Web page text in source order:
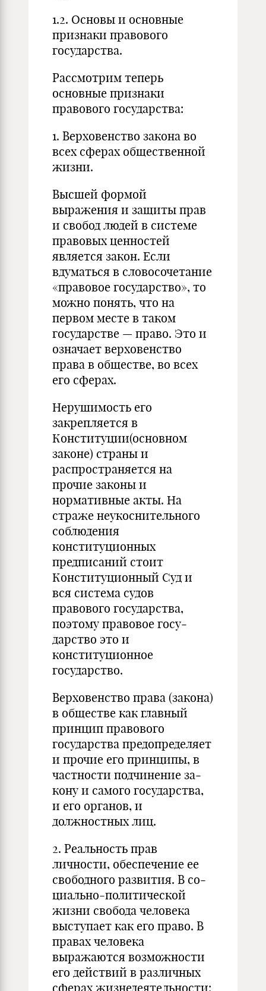
1.2. Основы и основные
признаки правового
государства.
Рассмотрим теперь
основные признаки
правового государства:
1. Верховенство закона во
всех сферах общественной
жизни.
Высшей формой
выражения и защиты прав
и свобод людей в системе
правовых ценностей
является закон. Если
вдуматься в словосочетание
«право­вое государство», то
можно понять, что на
первом месте в таком
государстве — право. Это и
означает верховенство
права в обществе, во всех
его сферах.
Нерушимость его
закрепляется в
Конституции(основном
законе) страны и
распространяется на
прочие законы и
нормативные акты. На
страже неукос­нительного
соблюдения
конституционных
предписаний стоит
Конституцион­ный Суд и
вся система судов
правового государства,
поэтому правовое госу­
дарство это и
конституционное
государство.
Верховенство права (закона)
в обществе как главный
принцип правового
государства предопределяет
и прочие его принципы, в
частности подчинение за­
ко­ну и самого государства,
и его органов, и
должностных лиц.
2. Реальность прав
личности, обеспечение ее
свободного развития. В со­
циально-политической
жизни свобода человека
выступает как его право. В
пра­вах человека
выражаются возможности
его действий в различных
сферах жиз­не­деятельности: